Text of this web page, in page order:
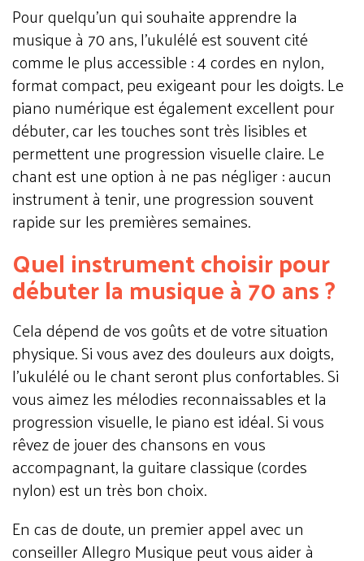
Pour quelqu'un qui souhaite apprendre la
musique à 70 ans, l'ukulélé est souvent cité
comme le plus accessible : 4 cordes en nylon,
format compact, peu exigeant pour les doigts. Le
piano numérique est également excellent pour
débuter, car les touches sont très lisibles et
permettent une progression visuelle claire. Le
chant est une option à ne pas négliger : aucun
instrument à tenir, une progression souvent
rapide sur les premières semaines.
Quel instrument choisir pour
débuter la musique à 70 ans ?
Cela dépend de vos goûts et de votre situation
physique. Si vous avez des douleurs aux doigts,
l'ukulélé ou le chant seront plus confortables. Si
vous aimez les mélodies reconnaissables et la
progression visuelle, le piano est idéal. Si vous
rêvez de jouer des chansons en vous
accompagnant, la guitare classique (cordes
nylon) est un très bon choix.
En cas de doute, un premier appel avec un
conseiller Allegro Musique peut vous aider à